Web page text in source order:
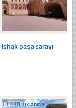
ishak paşa sarayı
☐418 Tıklanma